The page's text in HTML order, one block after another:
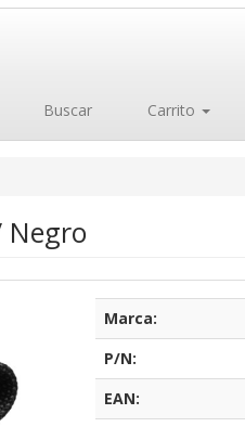
Buscar Carrito
Negro
Marca:
P/N:
EAN: